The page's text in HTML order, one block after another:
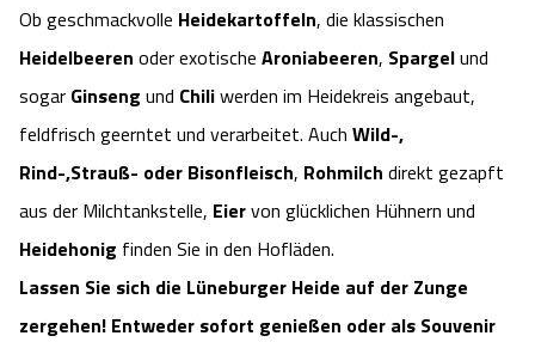
Urlaub auf dem Bauernhof
Urlaub mit Hund
Anreise
Kataloge
Kutschen
Regionale Küche
HeideSpezialitäten
Unterkünfte
Wildpark Schwarze Berge
Otter Zentrum
Wildpark Müden
Snow World Bispingen
Ralf Schumacher Kart & Bowl
Kulinarisches Celle
Unterkünfte Celle
Veranstaltungen & Führungen Celle
Ob geschmackvolle Heidekartoffeln, die klassischen
Heidelbeeren oder exotische Aroniabeeren, Spargelund
sogar Ginseng und Chiliwerden im Heidekreis angebaut,
feldfrisch geerntet und verarbeitet. Auch Wild-,
Rind-,Strauß- oder Bisonfleisch, Rohmilch direkt gezapft
aus der Milchtankstelle, Eiervon glücklichen Hühnern und
Heidehonig finden Sie in den Hofläden.
Lassen Sie sich die Lüneburger Heide auf der Zunge
zergehen! Entweder sofort genießen oder als Souvenir